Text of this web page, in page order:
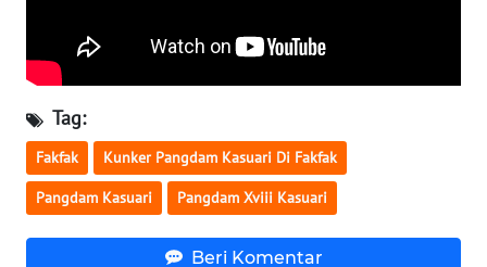
Tag:
Fakfak Kunker Pangdam Kasuari Di Fakfak
Pangdam Kasuari Pangdam Xviii Kasuari
Beri Komentar
WN
BALI
WN
KALBAR